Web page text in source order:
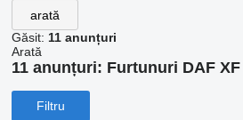
arată
Găsit: 11 anunțuri
Arată
11 anunțuri: Furtunuri DAF
Filtru